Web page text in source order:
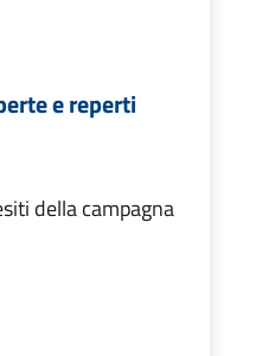
e reperti
della campagna